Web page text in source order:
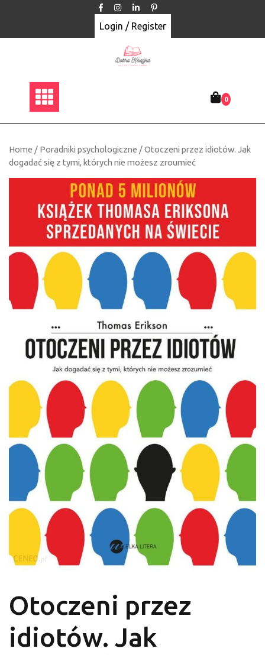
Login / Register
0
Home / Poradniki psychologiczne / Otoczeni przez idiotów. Jak
dogadać się z tymi, których nie możesz zroumieć
Otoczeni przez
idiotów. Jak